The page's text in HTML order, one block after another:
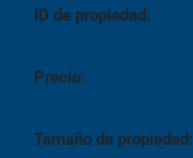
ID de propiedad:
Precio:
Tamaño de propiedad: